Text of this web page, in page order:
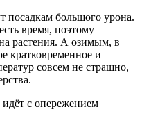
посадкам большого урона.
время, поэтому
растения. А озимым, в
кратковременное и
совсем не страшно,
с опережением